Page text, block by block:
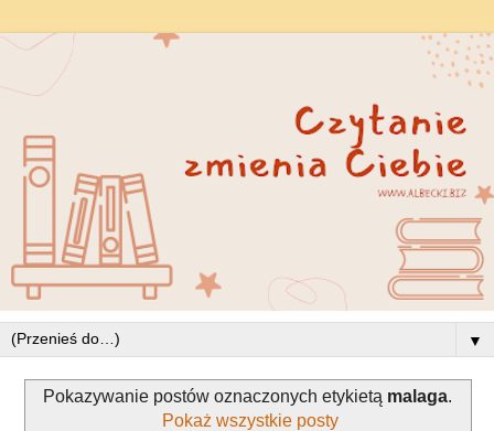
▼
Pokazywanie postów oznaczonych etykietą malaga.
Pokaż wszystkie posty